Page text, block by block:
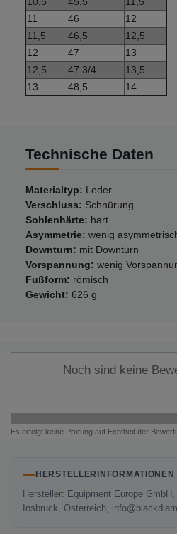
11
46
12
11,5
46,5
12,5
12
47
13
12,5
47 3/4
13,5
13
48,5 14
Technische Daten
Materialtyp: Leder
Verschluss: Schnürung
Sohlenhärte: hart
Asymmetrie: wenig
Downturn: mit Downturn
Vorspannung: wenig
Fußform: römisch
Gewicht: 626 g
Noch sind keine
Es erfolgt keine Prüfung auf Echtheit der
HERSTELLERINFORMATIONEN
Hersteller: Equipment Europe
Insbruck, Österreich,